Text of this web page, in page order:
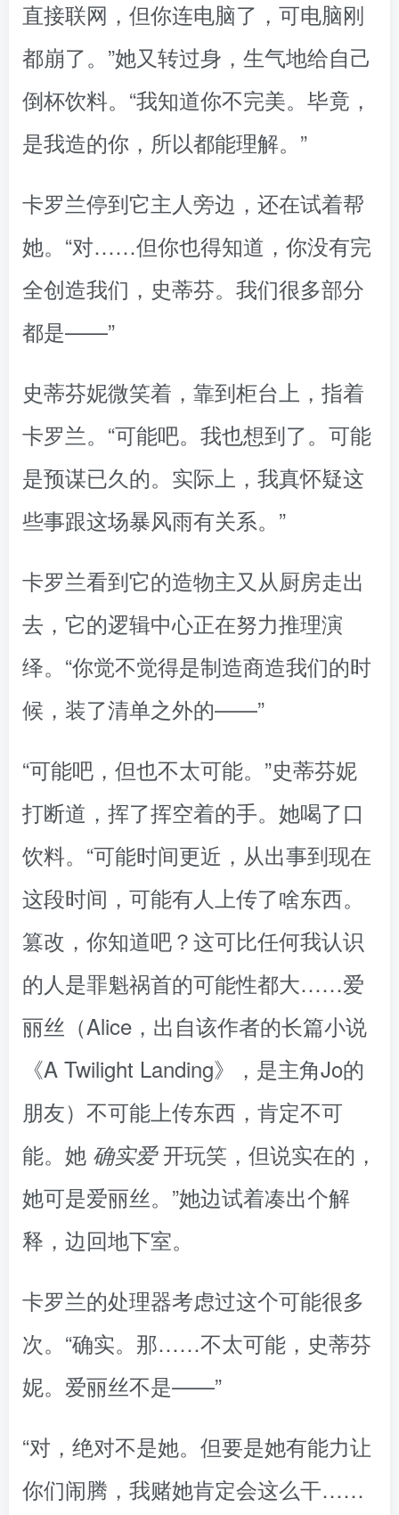
直接联网，但你连电脑了，可电脑刚
都崩了。”她又转过身，生气地给自己
倒杯饮料。“我知道你不完美。毕竟，
是我造的你，所以都能理解。”
卡罗兰停到它主人旁边，还在试着帮
她。“对……但你也得知道，你没有完
全创造我们，史蒂芬。我们很多部分
都是——”
史蒂芬妮微笑着，靠到柜台上，指着
卡罗兰。“可能吧。我也想到了。可能
是预谋已久的。实际上，我真怀疑这
些事跟这场暴风雨有关系。”
卡罗兰看到它的造物主又从厨房走出
去，它的逻辑中心正在努力推理演
绎。“你觉不觉得是制造商造我们的时
候，装了清单之外的——”
“可能吧，但也不太可能。”史蒂芬妮
打断道，挥了挥空着的手。她喝了口
饮料。“可能时间更近，从出事到现在
这段时间，可能有人上传了啥东西。
篡改，你知道吧？这可比任何我认识
的人是罪魁祸首的可能性都大……爱
丽丝（Alice，出自该作者的长篇小说
《A Twilight Landing》，是主角Jo的
朋友）不可能上传东西，肯定不可
能。她 确实爱开玩笑，但说实在的，
她可是爱丽丝。”她边试着凑出个解
释，边回地下室。
卡罗兰的处理器考虑过这个可能很多
次。“确实。那……不太可能，史蒂芬
妮。爱丽丝不是——”
“对，绝对不是她。但要是她有能力让
你们闹腾，我赌她肯定会这么干……